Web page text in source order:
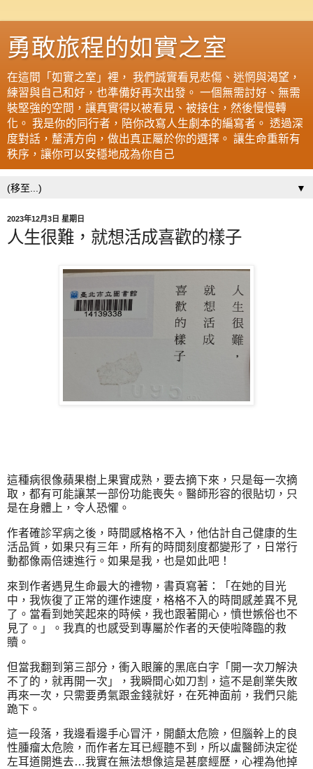
勇敢旅程的如實之室
在這間「如實之室」裡， 我們誠實看見悲傷、迷惘與渴望，
練習與自己和好，也準備好再次出發。 一個無需討好、無需
裝堅強的空間，讓真實得以被看見、被接住，然後慢慢轉
化。 我是你的同行者，陪你改寫人生劇本的編寫者。 透過深
度對話，釐清方向，做出真正屬於你的選擇。 讓生命重新有
秩序，讓你可以安穩地成為你自己
▼
2023年12月3日 星期日
人生很難，就想活成喜歡的樣子
這種病很像蘋果樹上果實成熟，要去摘下來，只是每一次摘
取，都有可能讓某一部份功能喪失。醫師形容的很貼切，只
是在身體上，令人恐懼。
作者確診罕病之後，時間感格格不入，他估計自己健康的生
活品質，如果只有三年，所有的時間刻度都變形了，日常行
動都像兩倍速進行。如果是我，也是如此吧！
來到作者遇見生命最大的禮物，書頁寫著：「在她的目光
中，我恢復了正常的運作速度，格格不入的時間感差異不見
了。當看到她笑起來的時候，我也跟著開心，憤世嫉俗也不
見了。」。我真的也感受到專屬於作者的天使啦降臨的救
贖。
但當我翻到第三部分，衝入眼簾的黑底白字「開一次刀解決
不了的，就再開一次」，我瞬間心如刀割，這不是創業失敗
再來一次，只需要勇氣跟金錢就好，在死神面前，我們只能
跪下。
這一段落，我邊看邊手心冒汗，開顱太危險，但腦幹上的良
性腫瘤太危險，而作者左耳已經聽不到，所以盧醫師決定從
左耳道開進去…我實在無法想像這是甚麼經歷，心裡為他掉